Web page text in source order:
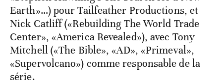
Earth»…) pour Tailfeather Productions, et
Nick Catliff («Rebuilding The World Trade
Center», «America Revealed»), avec Tony
Mitchell («The Bible», «AD», «Primeval»,
«Supervolcano») comme responsable de la
série.